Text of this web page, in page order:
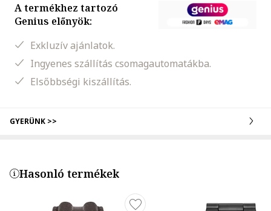
A termékhez tartozó
Genius előnyök:
Exkluzív ajánlatok.
Ingyenes szállítás csomagautomatákba.
Elsőbbségi kiszállítás.
GYERÜNK >>
Hasonló termékek